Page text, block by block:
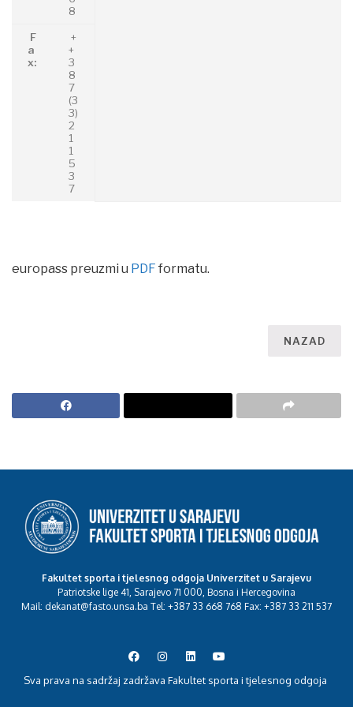
8
F
a
x:
+
+
3
8
7
(3
3)
2
1
1
5
3
7
europass preuzmi u PDF formatu.
NAZAD
Fakultet sporta i tjelesnog odgoja Univerzitet u Sarajevu
Patriotske lige 41, Sarajevo 71 000, Bosna i Hercegovina
Mail: dekanat@fasto.unsa.ba Tel: +387 33 668 768 Fax: +387 33 211 537
Sva prava na sadržaj zadržava Fakultet sporta i tjelesnog odgoja